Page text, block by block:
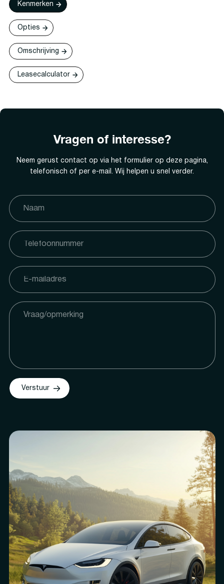
Kenmerken
Opties
Omschrijving
Leasecalculator
Vragen of interesse?
Neem gerust contact op via het formulier op deze pagina,
telefonisch of per e-mail. Wij helpen u snel verder.
Verstuur